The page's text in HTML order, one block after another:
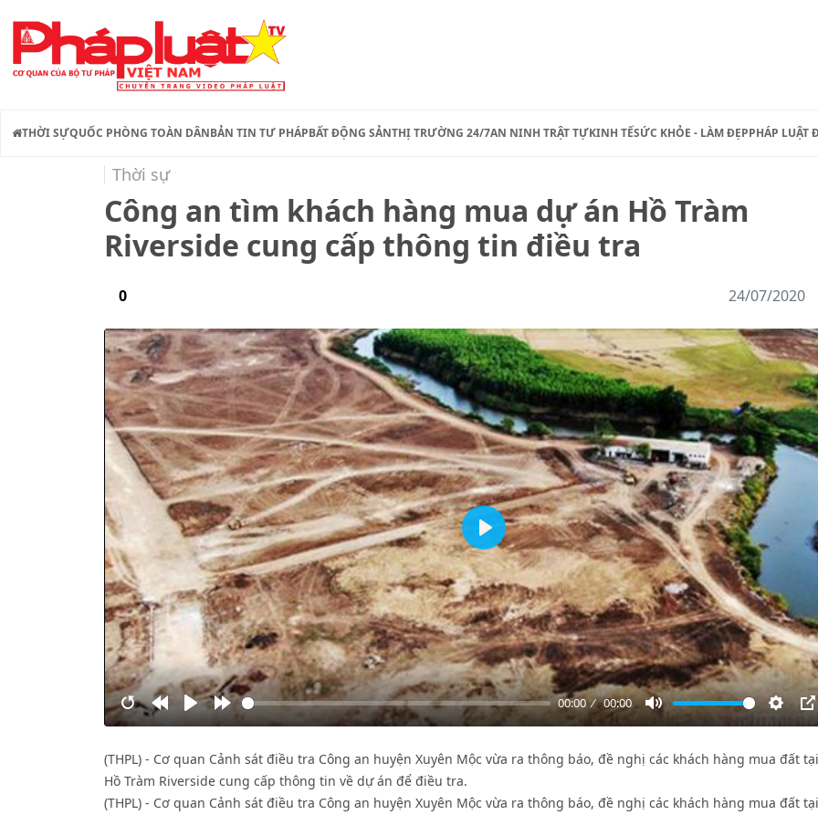
THỜI SỰQUỐC PHÒNG TOÀN DÂNBẢN TIN TƯ PHÁPBẤT ĐỘNG SẢNTHỊ TRƯỜNG 24/7AN NINH TRẬT TỰKINH TẾSỨC KHỎE - LÀM ĐẸPPHÁP LUẬT
Thời sự
Công an tìm khách hàng mua dự án Hồ Tràm
Riverside cung cấp thông tin điều tra
0 24/07/2020
RestartRewindPlay Forward
00:00 00:00
Mute
Play
(THPL) - Cơ quan Cảnh sát điều tra Công an huyện Xuyên Mộc vừa ra thông báo, đề nghị các khách hàng mua đất
Hồ Tràm Riverside cung cấp thông tin về dự án để điều tra.
(THPL) - Cơ quan Cảnh sát điều tra Công an huyện Xuyên Mộc vừa ra thông báo, đề nghị các khách hàng mua đất